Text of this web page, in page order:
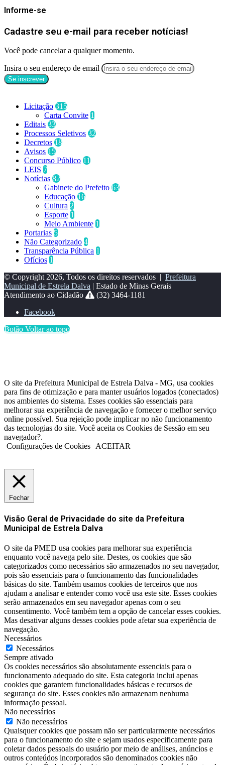
Informe-se
Cadastre seu e-mail para receber notícias!
Você pode cancelar a qualquer momento.
Insira o seu endereço de email
Licitação 315
Carta Convite 1
Editais 33
Processos Seletivos 32
Decretos 18
Avisos 15
Concurso Público 11
LEIS 7
Notícias 82
Gabinete do Prefeito 63
Educação 16
Cultura 2
Esporte 1
Meio Ambiente 1
Portarias 5
Não Categorizado 4
Transparência Pública 1
Ofícios 1
© Copyright 2026, Todos os direitos reservados | Prefeitura
Municipal de Estrela Dalva | Estado de Minas Gerais
Atendimento ao Cidadão
(32) 3464-1181
Facebook
Botão Voltar ao topo
O site da Prefeitura Municipal de Estrela Dalva - MG, usa cookies
para fins de otimização e para manter usuários logados (conectados)
nos ambientes do sistema. Esses cookies são essenciais para
melhorar sua experiência de navegação e fornecer o melhor serviço
online possível. Sua rejeição pode implicar no não funcionamento
das tecnologias do site. Você aceita os Cookies de Sessão em seu
navegador?.
Configurações de Cookies
ACEITAR
Fechar
Visão Geral de Privacidade do site da Prefeitura
Municipal de Estrela Dalva
O site da PMED usa cookies para melhorar sua experiência
enquanto você navega pelo site. Destes, os cookies que são
categorizados como necessários são armazenados no seu navegador,
pois são essenciais para o funcionamento das funcionalidades
básicas do site. Também usamos cookies de terceiros que nos
ajudam a analisar e entender como você usa este site. Esses cookies
serão armazenados em seu navegador apenas com o seu
consentimento. Você também tem a opção de cancelar esses cookies.
Mas desativar alguns desses cookies pode afetar sua experiência de
navegação.
Necessários
Necessários
Sempre ativado
Os cookies necessários são absolutamente essenciais para o
funcionamento adequado do site. Esta categoria inclui apenas
cookies que garantem funcionalidades básicas e recursos de
segurança do site. Esses cookies não armazenam nenhuma
informação pessoal.
Não necessários
Não necessários
Quaisquer cookies que possam não ser particularmente necessários
para o funcionamento do site e sejam usados ​​especificamente para
coletar dados pessoais do usuário por meio de análises, anúncios e
outros conteúdos incorporados são denominados cookies não